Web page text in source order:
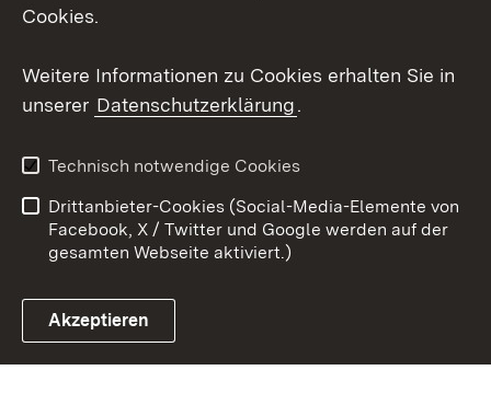
Link zum Landesportal
Datenschutz
Barrierefreiheit
Impressum
Cookies
Cookies.
Weitere Informationen zu Cookies erhalten Sie in
unserer Datenschutzerklärung.
Technisch notwendige Cookies
Drittanbieter-Cookies (Social-Media-Elemente von
Facebook, X / Twitter und Google werden auf der
gesamten Webseite aktiviert.)
Akzeptieren